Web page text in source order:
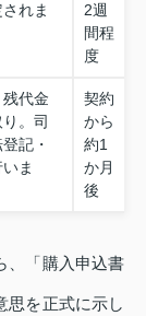
れま
2週
間程
度
代金
。司
記・
ま
契約
から
約1
か月
後
、「購入申込書
思を正式に示し